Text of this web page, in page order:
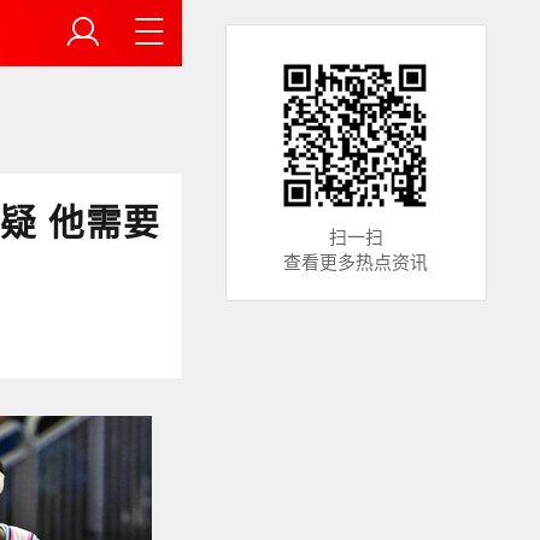
他需要
扫一扫
查看更多热点资讯